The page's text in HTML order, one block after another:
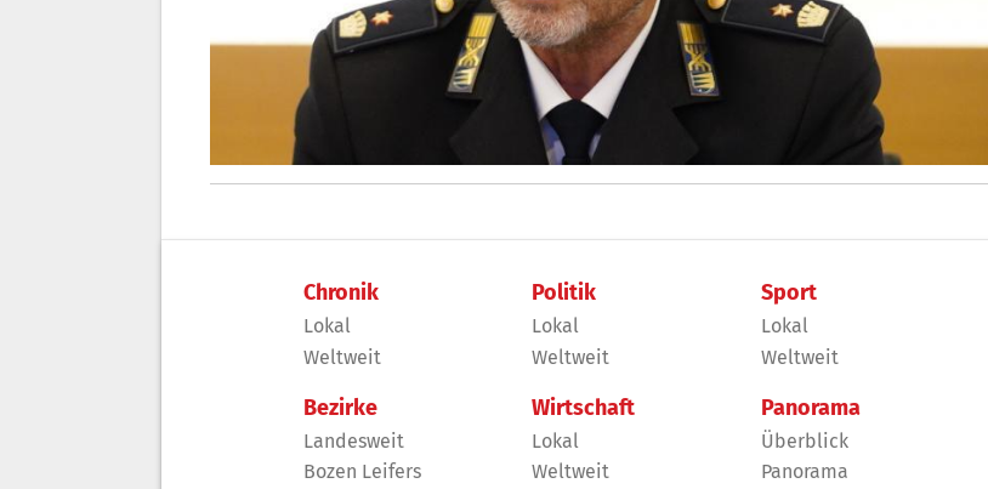
Chronik
Lokal
Weltweit
Bezirke
Landesweit
Bozen Leifers
Politik
Lokal
Weltweit
Wirtschaft
Lokal
Weltweit
Sport
Lokal
Weltweit
Panorama
Überblick
Panorama